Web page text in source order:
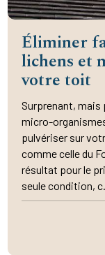
Éliminer
lichens et
votre toit
Surprenant,
micro-
pulvériser sur
comme celle du
résultat pour le
seule condition,